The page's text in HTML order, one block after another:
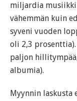
miljardia
vähemmän kuin
syveni vuoden
oli 2,3
paljon
albumia).
Myynnin laskusta